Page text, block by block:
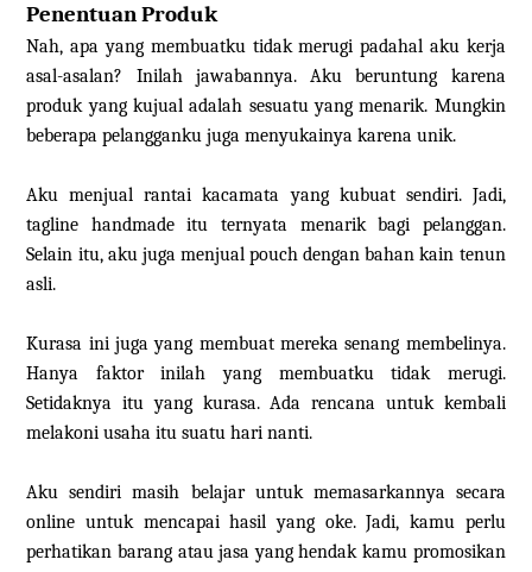
Penentuan Produk
Nah, apa yang membuatku tidak merugi padahal aku kerja
asal-asalan? Inilah jawabannya. Aku beruntung karena
produk yang kujual adalah sesuatu yang menarik. Mungkin
beberapa pelangganku juga menyukainya karena unik.
Aku menjual rantai kacamata yang kubuat sendiri. Jadi,
tagline handmade itu ternyata menarik bagi pelanggan.
Selain itu, aku juga menjual pouch dengan bahan kain tenun
asli.
Kurasa ini juga yang membuat mereka senang membelinya.
Hanya faktor inilah yang membuatku tidak merugi.
Setidaknya itu yang kurasa. Ada rencana untuk kembali
melakoni usaha itu suatu hari nanti.
Aku sendiri masih belajar untuk memasarkannya secara
online untuk mencapai hasil yang oke. Jadi, kamu perlu
perhatikan barang atau jasa yang hendak kamu promosikan